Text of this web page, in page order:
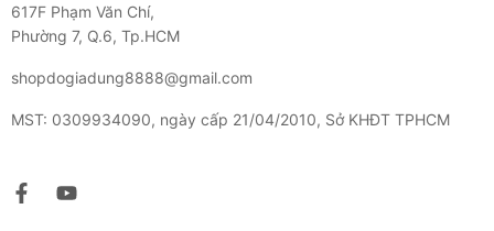
617F Phạm Văn Chí,
Phường 7, Q.6, Tp.HCM
shopdogiadung8888@gmail.com
MST: 0309934090, ngày cấp 21/04/2010, Sở KHĐT TPHCM